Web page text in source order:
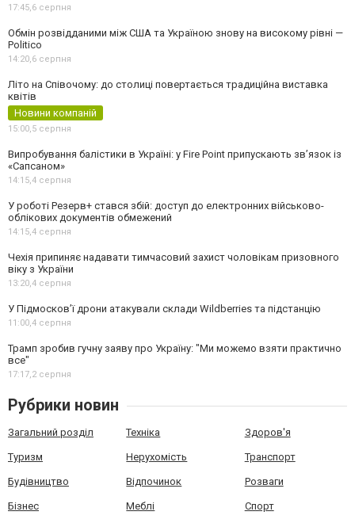
17:45,6 серпня
Обмін розвідданими між США та Україною знову на високому рівні —
Politico
14:20,6 серпня
Літо на Співочому: до столиці повертається традиційна виставка
квітів
Новини компаній
15:00,5 серпня
Випробування балістики в Україні: у Fire Point припускають зв’язок із
«Сапсаном»
14:15,4 серпня
У роботі Резерв+ стався збій: доступ до електронних військово-
облікових документів обмежений
14:15,4 серпня
Чехія припиняє надавати тимчасовий захист чоловікам призовного
віку з України
13:20,4 серпня
У Підмосков’ї дрони атакували склади Wildberries та підстанцію
11:00,4 серпня
Трамп зробив гучну заяву про Україну: "Ми можемо взяти практично
все"
17:17,2 серпня
Рубрики новин
Загальний розділ Техніка Здоров'я
Туризм Нерухомість Транспорт
Будівництво Відпочинок Розваги
Бізнес Меблі Спорт